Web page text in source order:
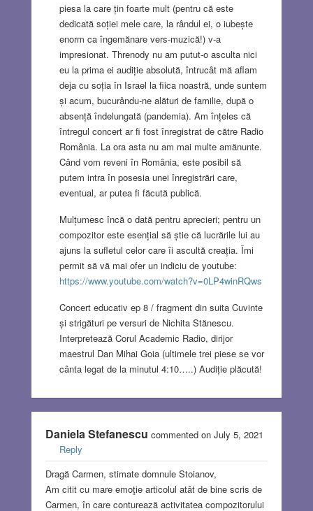
piesa la care țin foarte mult (pentru că este
dedicată soției mele care, la rândul ei, o iubește
enorm ca îngemănare vers-muzică!) v-a
impresionat. Threnody nu am putut-o asculta nici
eu la prima ei audiție absolută, întrucât mă aflam
deja cu soția în Israel la fiica noastră, unde suntem
și acum, bucurându-ne alături de familie, după o
absență îndelungată (pandemia). Am înțeles că
întregul concert ar fi fost înregistrat de către Radio
România. La ora asta nu am mai multe amănunte.
Când vom reveni în România, este posibil să
putem intra în posesia unei înregistrări care,
eventual, ar putea fi făcută publică.
Mulțumesc încă o dată pentru aprecieri; pentru un
compozitor este esențial să știe că lucrările lui au
ajuns la sufletul celor care îi ascultă creația. Îmi
permit să vă mai ofer un indiciu de youtube:
https://www.youtube.com/watch?v=0LP4winRQws
Concert educativ ep 8 / fragment din suita Cuvinte
și strigături pe versuri de Nichita Stănescu.
Interpretează Corul Academic Radio, dirijor
maestrul Dan Mihai Goia (ultimele trei piese se vor
cânta legat de la minutul 4:10…..) Audiție plăcută!
Daniela Stefanescu commented on July 5, 2021
Reply
Dragă Carmen, stimate domnule Stoianov,
Am citit cu mare emoţie articolul atât de bine scris de
Carmen, în care conturează activitatea compozitorului